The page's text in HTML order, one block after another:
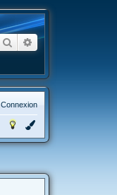
RechercherRecherche avancée
Connexion